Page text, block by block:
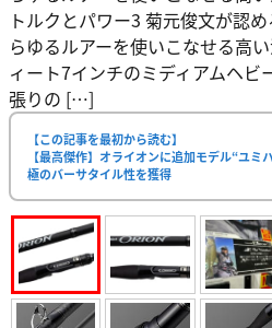
トルクとパワー3 菊元俊文が認
らゆるルアーを使いこなせる高
ィート7インチのミディアムヘビ
張りの […]
【この記事を最初から読む】
【最高傑作】オライオンに追加モデル“ユ
極のバーサタイル性を獲得